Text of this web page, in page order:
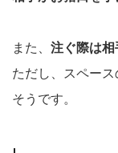
また、 注ぐ際は
ただし、スペー
そうです。